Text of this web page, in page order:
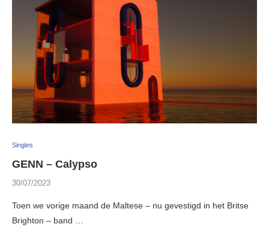
Singles
GENN – Calypso
30/07/2023
Toen we vorige maand de Maltese – nu gevestigd in het Britse
Brighton – band …